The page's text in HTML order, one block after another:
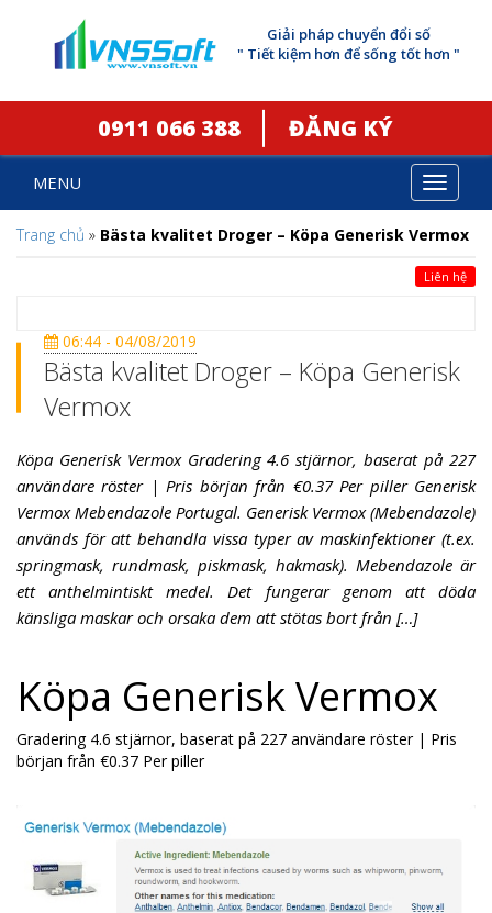
Giải pháp chuyển đổi số
" Tiết kiệm hơn để sống tốt hơn "
0911 066 388 ĐĂNG KÝ
Toggle
MENU
Trang chủ » Bästa kvalitet Droger – Köpa Generisk Vermox
Liên hệ
06:44 - 04/08/2019
Bästa kvalitet Droger – Köpa Generisk
Vermox
Köpa Generisk Vermox Gradering 4.6 stjärnor, baserat på 227
användare röster | Pris början från €0.37 Per piller Generisk
Vermox Mebendazole Portugal. Generisk Vermox (Mebendazole)
används för att behandla vissa typer av maskinfektioner (t.ex.
springmask, rundmask, piskmask, hakmask). Mebendazole är
ett anthelmintiskt medel. Det fungerar genom att döda
känsliga maskar och orsaka dem att stötas bort från […]
Köpa Generisk Vermox
Gradering 4.6 stjärnor, baserat på 227 användare röster| Pris
början från €0.37 Per piller